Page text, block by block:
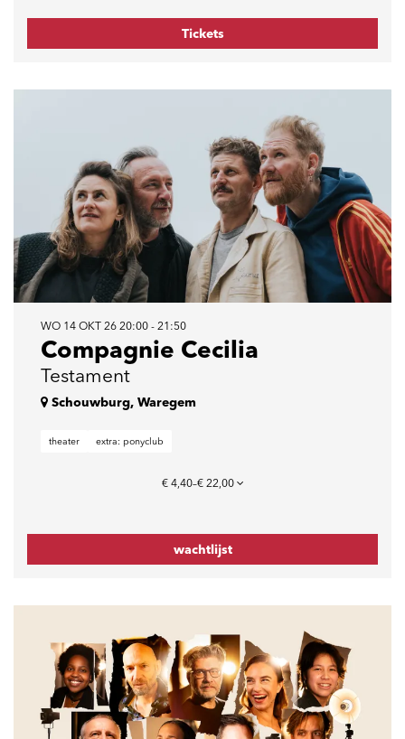
Tickets
Compagnie Cecilia
Testament
WO 14 OKT 26 20:00 - 21:50
Schouwburg, Waregem
theater extra: ponyclub
€ 4,40–€ 22,00
wachtlijst